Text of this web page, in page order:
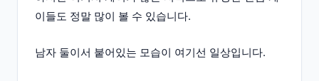
이들도 정말 많이 볼 수 있습니다.
남자 둘이서 붙어있는 모습이 여기선 일상입니다.